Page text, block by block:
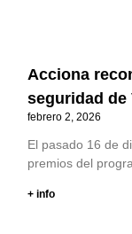
Acciona
seguridad de
febrero 2, 2026
El pasado 16 de
premios del
+ info